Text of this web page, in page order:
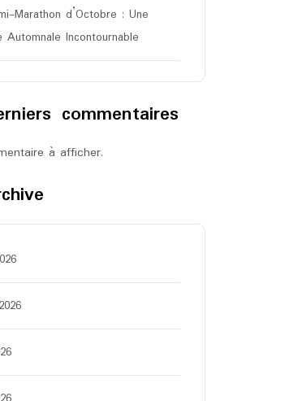
Marathon d’Octobre : Une
Automnale Incontournable
commentaires
à afficher.